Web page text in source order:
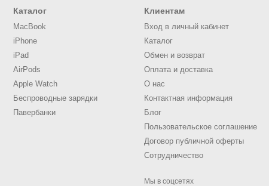
Каталог
MacBook
iPhone
iPad
AirPods
Apple Watch
Беспроводные зарядки
Павербанки
Клиентам
Вход в личный кабинет
Каталог
Обмен и возврат
Оплата и доставка
О нас
Контактная информация
Блог
Пользовательское соглашение
Договор публичной оферты
Сотрудничество
Мы в соцсетях